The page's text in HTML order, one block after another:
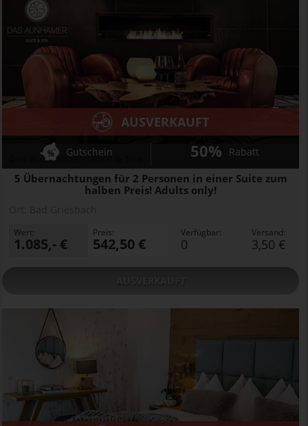
Das Aunhamer - Suite & Spa
5 Übernachtungen für 2 Personen in einer Suite zum
halben Preis! Adults only!
AUSVERKAUFT
Gutschein 50% Rabatt
Wert:
1.085,- €
Preis:
542,50 €
Verfügbar:
0
Versand:
3,50 €